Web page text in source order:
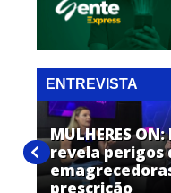
ENTREVISTA
MULHERES
revela perigos
prescrição